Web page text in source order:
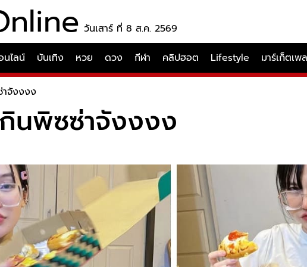
วันเสาร์ ที่ 8 ส.ค. 2569
นไลน์ บันเทิง หวย ดวง กีฬา คลิปฮอต Lifestyle มาร์เก็ตเพ
จังงงง
นพิซซ่าจังงงง